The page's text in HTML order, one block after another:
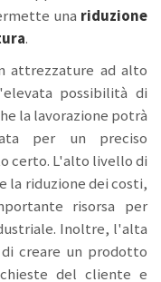
una riduzione
.
attrezzature ad alto
possibilità di
la lavorazione potrà
per un preciso
certo. L'alto livello di
la riduzione dei costi,
risorsa per
Inoltre, l'alta
creare un prodotto
del cliente e